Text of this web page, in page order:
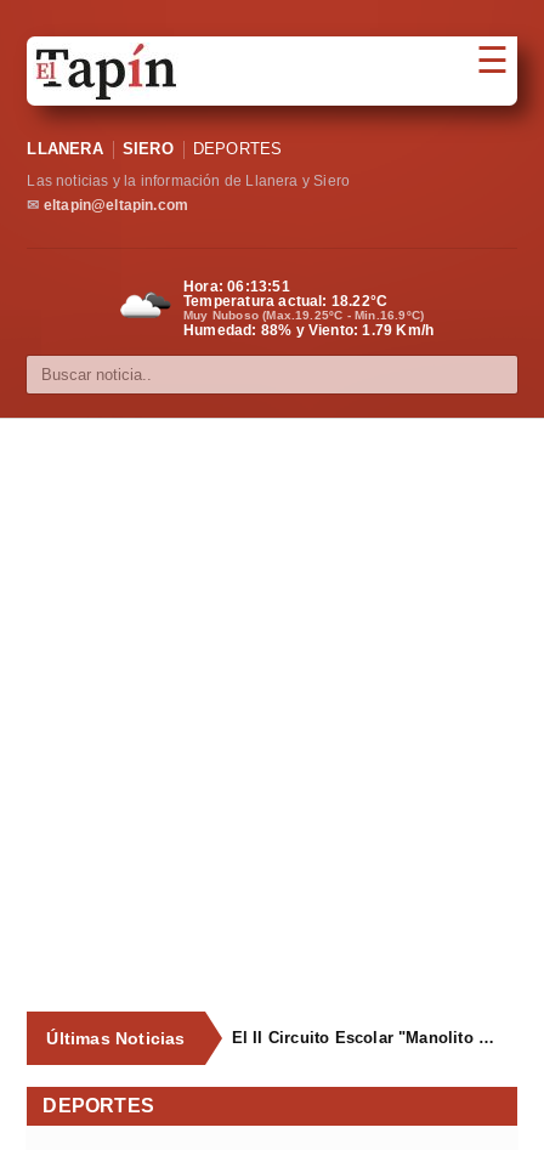
Sociedad
Política
Cultura
☰
LLANERA SIERO DEPORTES
Las noticias y la información de Llanera y Siero
✉ eltapin@eltapin.com
Hora:06:13:52
Temperatura actual: 18.22°C
Muy Nuboso (Max.19.25ºC - Min.16.9ºC)
Humedad: 88% y Viento: 1.79 Km/h
Últimas Noticias El II Circuito Escolar "Manolito el Pegu" volvió a reunir a las jóvenes promesas del ciclismo asturiano en El Carbayu
DEPORTES